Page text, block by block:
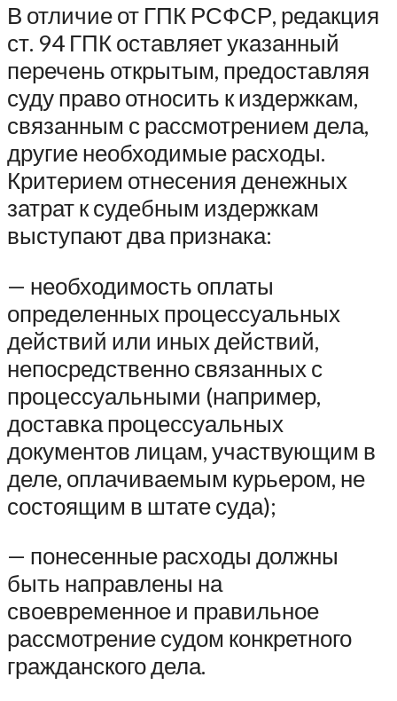
В отличие от ГПК РСФСР, редакция
ст. 94 ГПК оставляет указанный
перечень открытым, предоставляя
суду право относить к издержкам,
связанным с рассмотрением дела,
другие необходимые расходы.
Критерием отнесения денежных
затрат к судебным издержкам
выступают два признака:
— необходимость оплаты
определенных процессуальных
действий или иных действий,
непосредственно связанных с
процессуальными (например,
доставка процессуальных
документов лицам, участвующим в
деле, оплачиваемым курьером, не
состоящим в штате суда);
— понесенные расходы должны
быть направлены на
своевременное и правильное
рассмотрение судом конкретного
гражданского дела.